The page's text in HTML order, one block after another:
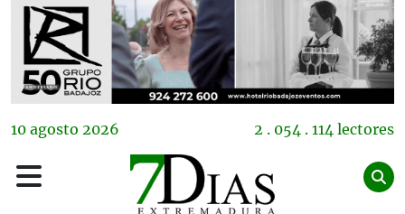
10 agosto 2026 2 . 054 . 114 lectores